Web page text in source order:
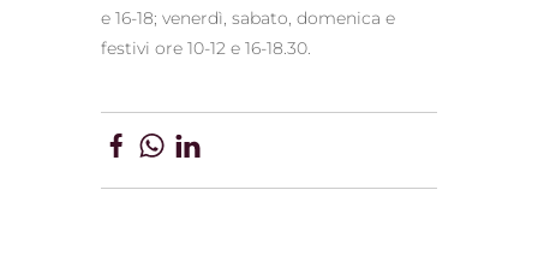
e 16-18; venerdì, sabato, domenica e
festivi ore 10-12 e 16-18.30.